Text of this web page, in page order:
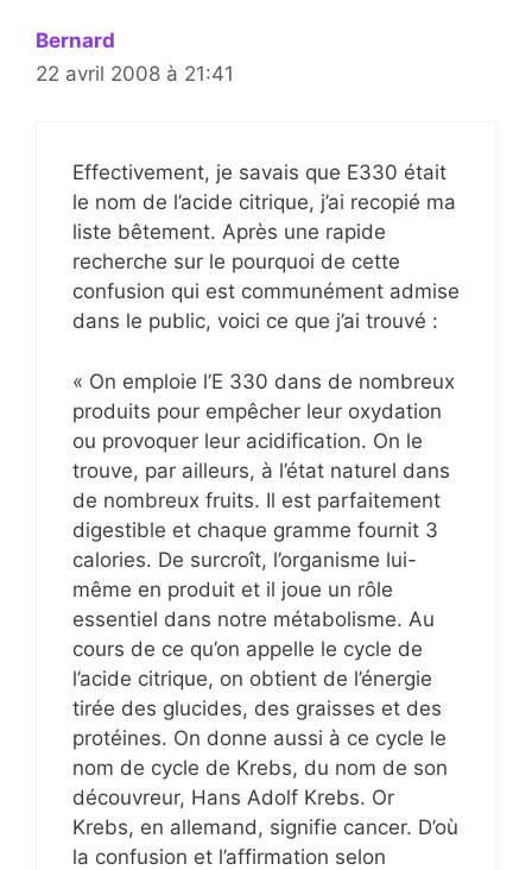
Bernard
22 avril 2008 à 21:41
Effectivement, je savais que E330 était
le nom de l’acide citrique, j’ai recopié ma
liste bêtement. Après une rapide
recherche sur le pourquoi de cette
confusion qui est communément admise
dans le public, voici ce que j’ai trouvé :
« On emploie l’E 330 dans de nombreux
produits pour empêcher leur oxydation
ou provoquer leur acidification. On le
trouve, par ailleurs, à l’état naturel dans
de nombreux fruits. Il est parfaitement
digestible et chaque gramme fournit 3
calories. De surcroît, l’organisme lui-
même en produit et il joue un rôle
essentiel dans notre métabolisme. Au
cours de ce qu’on appelle le cycle de
l’acide citrique, on obtient de l’énergie
tirée des glucides, des graisses et des
protéines. On donne aussi à ce cycle le
nom de cycle de Krebs, du nom de son
découvreur, Hans Adolf Krebs. Or
Krebs, en allemand, signifie cancer. D’où
la confusion et l’affirmation selon